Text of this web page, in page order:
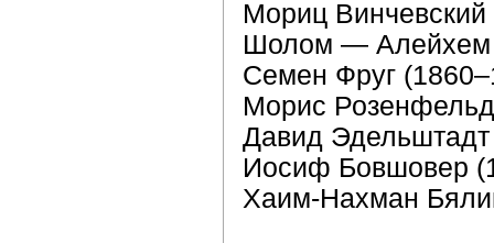
Мориц Винчевский
Шолом — Алейxем
Семен Фруг
Морис
Давид
Иосиф Бовшовер
Хаим-Нахман